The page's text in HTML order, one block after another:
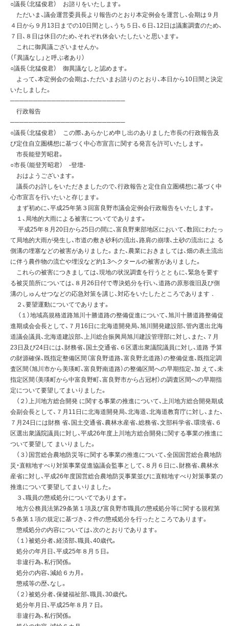
○議長（北猛俊君） お諮りをいたします。
ただいま、議会運営委員長より報告のとおり本定例会を運営し、会期は９月
４日から９月13日までの10日間とし、うち５日、６日、12日は議案調査のため、
７日、８日は休日のため、それぞれ休会いたしたいと思います。
これに御異議ございませんか。
（「異議なし」と呼ぶ者あり）
○議長（北猛俊君） 御異議なしと認めます。
よって、本定例会の会期は、ただいまお諮りのとおり、本日から10日間と決定
いたしました。
─────────────────────────
行政報告
─────────────────────────
○議長（北猛俊君） この際、あらかじめ申し出のありました市長の行政報告及
び定住自立圏構想に基づく中心市宣言に関する発言を許可いたします。
市長能登芳昭君。
○市長（能登芳昭君） -登壇-
おはようございます。
議長のお許しをいただきましたので、行政報告と定住自立圏構想に基づく中
心市宣言を行いたいと存じます。
まず初めに、平成25年第３回富良野市議会定例会行政報告をいたします。
１、局地的大雨による被害についてであります。
平成25年８月20日から25日の間に、富良野東部地区において、数回にわたっ
て局地的大雨が発生し、市道の敷き砂利の流出、路肩の崩壊、土砂の流出によ る
側溝の埋塞などの被害がありました。また、農業におきましては、畑の表土流出
に伴う農作物の流亡や埋没など約1.3ヘクタールの被害がありました。
これらの被害につきましては、現地の状況調査を行うとともに、緊急を要す
る被災箇所については、８月26日付で専決処分を行い、道路の原形復旧及び側
溝のしゅんせつなどの応急対策を講じ、対応をいたしたところであります．
２、要望運動についてであります。
（１）地域高規格道路旭川十勝道路の整備促進について、旭川十勝道路整備促
進期成会会長として、７月16日に北海道開発局、旭川開発建設部、管内選出北海
道議会議員、北海道建設部、上川総合振興局旭川建設管理部に対し、また、７月
23日及び24日には、財務省、国土交通省、６区選出衆議院議員に対し、道路 予算
の財源確保、既指定整備区間（富良野道路、富良野北道路）の整備促進、既指定調
査区間（旭川市から美瑛町、富良野南道路）の整備区間への早期指定、加 えて、未
指定区間（美瑛町から中富良野町、富良野市から占冠村）の調査区間への早期指
定について要望してまいりました。
（２）上川地方総合開発 に関する事業の推進について、上川地方総合開発期成
会副会長として、７月11日に北海道開発局、北海道、北海道教育庁に対し、また、
７月24日には財務 省、国土交通省、農林水産省、総務省、文部科学省、環境省、６
区選出衆議院議員に対し、平成26年度上川地方総合開発に関する事業の推進に
ついて要望して まいりました。
（３）国営総合農地防災等に関する事業の推進について、全国国営総合農地防
災・直轄地すべり対策事業促進協議会監事として、８月６日に、財務省、農林水
産省に対し、平成26年度国営総合農地防災事業並びに直轄地すべり対策事業の
推進について要望してまいりました。
３、職員の懲戒処分についてであります。
地方公務員法第29条第１項及び富良野市職員の懲戒処分等に関する規程第
５条第１項の規定に基づき、２件の懲戒処分を行ったところであります。
懲戒処分の内容については、次のとおりであります。
（１）被処分者、経済部、職員、40歳代。
処分の年月日、平成25年８月５日。
非違行為、私行関係。
処分の内容、減給６カ月。
懲戒等の歴、なし。
（２）被処分者、保健福祉部、職員、30歳代。
処分年月日、平成25年８月７日。
非違行為、私行関係。